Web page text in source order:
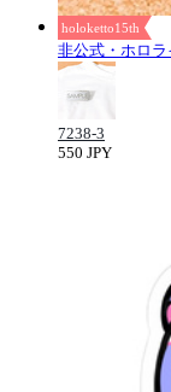
holoketto15th
非公式・ホロラ
7238-3
550 JPY